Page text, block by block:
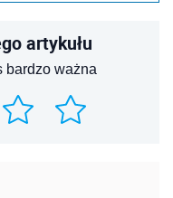
artykułu
bardzo ważna